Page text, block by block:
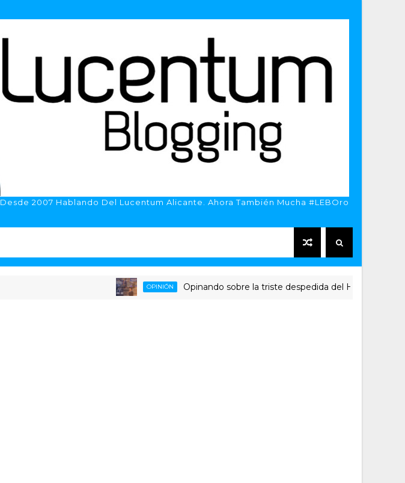
Desde 2007 Hablando Del Lucentum Alicante. Ahora También Mucha #LEBOro
OPINIÓN Opinando sobre la triste despedida del HLA Alicante a